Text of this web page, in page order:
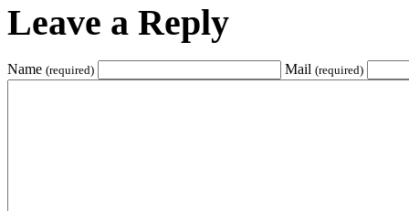
Leave a Reply
Name (required) Mail (required)